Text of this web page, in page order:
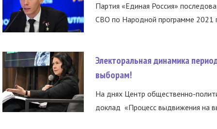
Партия «Единая Россия»
СВО по Народной программе 2021
Электоральная динамика
выборам!
На днях Центр общественно-
доклад «Процесс выдвижения на